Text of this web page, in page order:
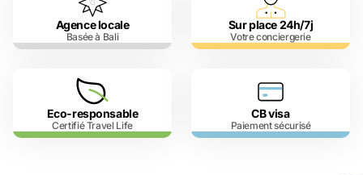
Agence locale
Basée à Bali
Sur place 24h/7j
Votre conciergerie
Eco-responsable
Certifié Travel Life
CB visa
Paiement sécurisé